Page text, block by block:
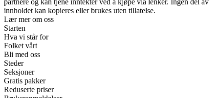
partnere og kan tjene inntekter ved å kjøpe via lenker. Ingen del av
innholdet kan kopieres eller brukes uten tillatelse.
Lær mer om oss
Starten
Hva vi står for
Folket vårt
Bli med oss
Steder
Seksjoner
Gratis pakker
Reduserte priser